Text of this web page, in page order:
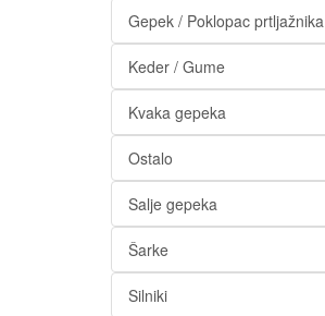
Gepek / Poklopac prtljažnika
Keder / Gume
Kvaka gepeka
Ostalo
Salje gepeka
Šarke
Silniki